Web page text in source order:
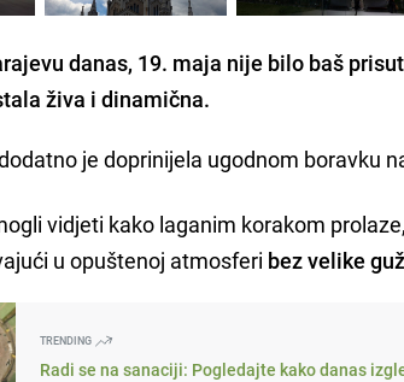
danas, 19. maja nije bilo baš
živa i dinamična.
je doprinijela ugodnom boravku
vidjeti kako laganim korakom
u opuštenoj atmosferi bez velike
TRENDING
Radi se na sanaciji: Pogledajte kako danas